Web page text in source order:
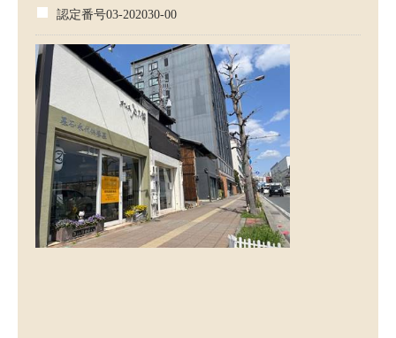
認定番号03-202030-00